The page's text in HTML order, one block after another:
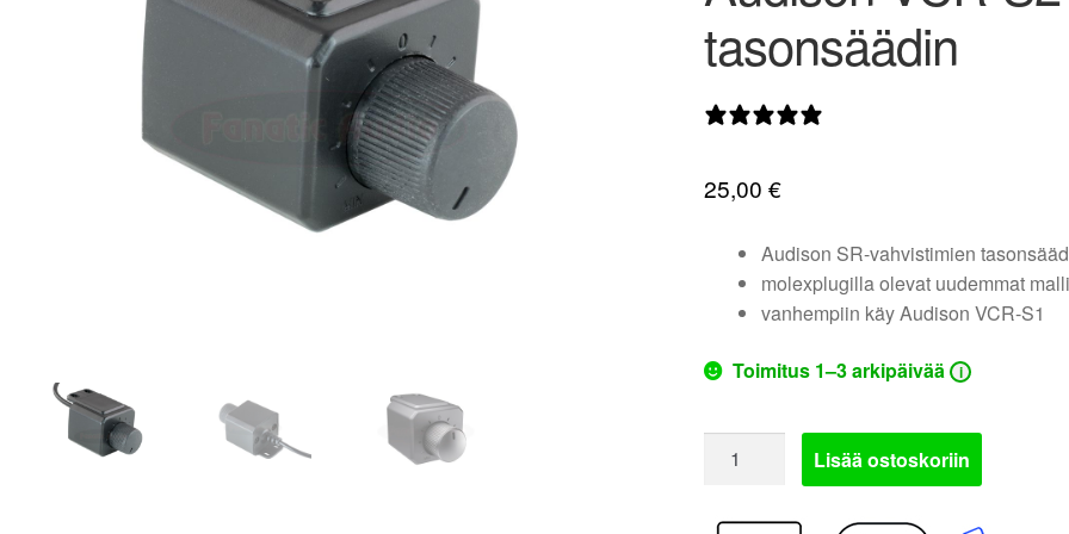
tasonsäädin
25,00 €
Audison SR-vahvistimien
molexplugilla olevat uudemmat
vanhempiin käy Audison VCR-S1
Toimitus 1–3 arkipäivää i
Audison
Lisää ostoskoriin